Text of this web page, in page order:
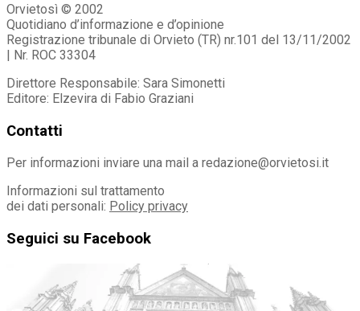
Orvietosì © 2002
Quotidiano d’informazione e d’opinione
Registrazione tribunale di Orvieto (TR) nr.101 del 13/11/2002
| Nr. ROC 33304
Direttore Responsabile: Sara Simonetti
Editore: Elzevira di Fabio Graziani
Contatti
Per informazioni inviare una mail a redazione@orvietosi.it
Informazioni sul trattamento
dei dati personali: Policy privacy
Seguici su Facebook